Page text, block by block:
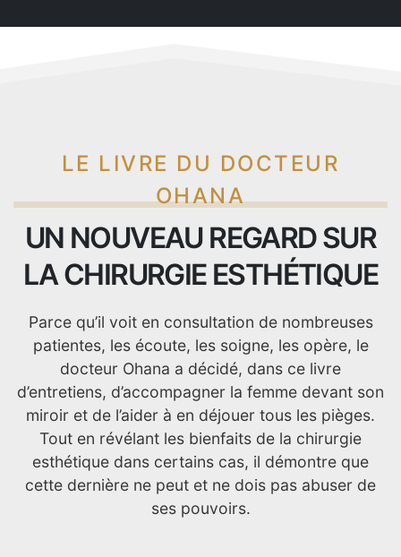
LE LIVRE DU DOCTEUR
OHANA
UN NOUVEAU REGARD SUR
LA CHIRURGIE ESTHÉTIQUE
Parce qu’il voit en consultation de nombreuses
patientes, les écoute, les soigne, les opère, le
docteur Ohana a décidé, dans ce livre
d’entretiens, d’accompagner la femme devant son
miroir et de l’aider à en déjouer tous les pièges.
Tout en révélant les bienfaits de la chirurgie
esthétique dans certains cas, il démontre que
cette dernière ne peut et ne dois pas abuser de
ses pouvoirs.